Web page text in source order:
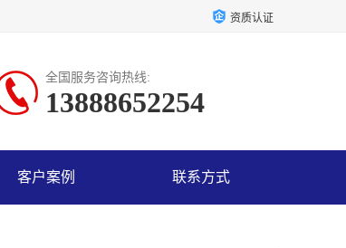
资质认证
全国服务咨询热线:
13888652254
客户案例 联系方式